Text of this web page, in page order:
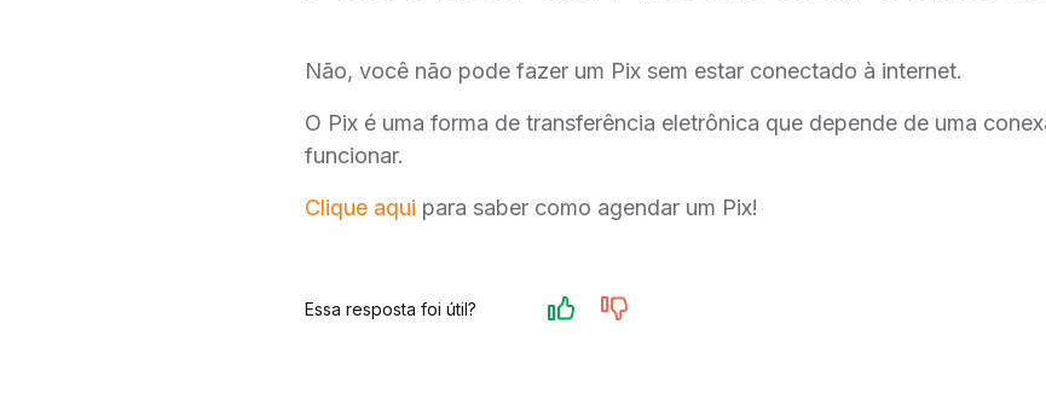
Não, você não pode fazer um Pix sem estar conectado à internet.
O Pix é uma forma de transferência eletrônica que depende de uma
funcionar.
Clique aqui para saber como agendar um Pix!
Essa resposta foi útil?